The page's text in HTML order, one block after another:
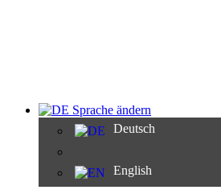
Sprache ändern
Deutsch
English